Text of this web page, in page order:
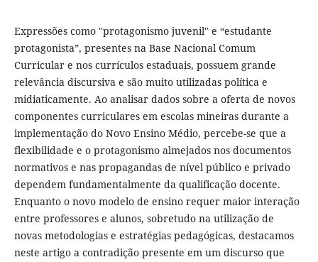
Expressões como "protagonismo juvenil" e “estudante
protagonista”, presentes na Base Nacional Comum
Curricular e nos currículos estaduais, possuem grande
relevância discursiva e são muito utilizadas política e
midiaticamente. Ao analisar dados sobre a oferta de novos
componentes curriculares em escolas mineiras durante a
implementação do Novo Ensino Médio, percebe-se que a
flexibilidade e o protagonismo almejados nos documentos
normativos e nas propagandas de nível público e privado
dependem fundamentalmente da qualificação docente.
Enquanto o novo modelo de ensino requer maior interação
entre professores e alunos, sobretudo na utilização de
novas metodologias e estratégias pedagógicas, destacamos
neste artigo a contradição presente em um discurso que